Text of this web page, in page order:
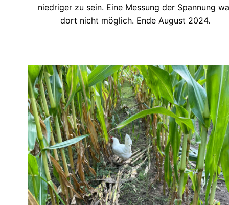
niedriger zu sein. Eine Messung der Spannung
dort nicht möglich. Ende August 2024.